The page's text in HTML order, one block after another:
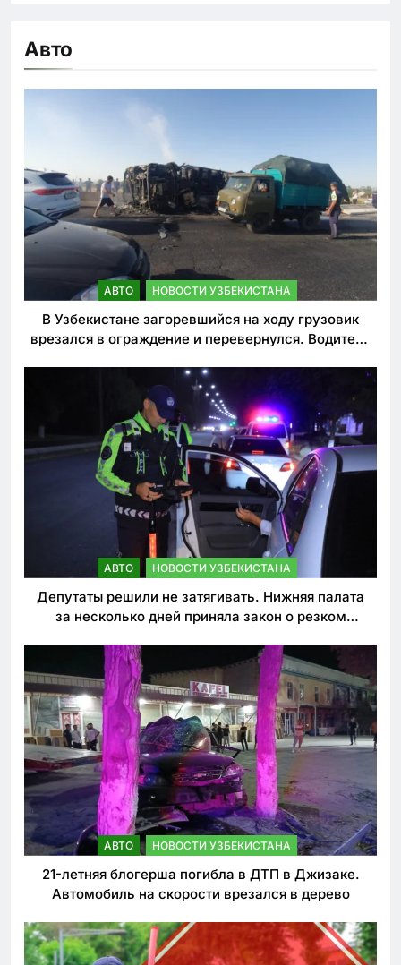
Авто
АВТО НОВОСТИ УЗБЕКИСТАНА
В Узбекистане загоревшийся на ходу грузовик
врезался в ограждение и перевернулся. Водитель
АВТО НОВОСТИ УЗБЕКИСТАНА
Депутаты решили не затягивать. Нижняя палата
за несколько дней приняла закон о резком
АВТО НОВОСТИ УЗБЕКИСТАНА
21-летняя блогерша погибла в ДТП в Джизаке.
Автомобиль на скорости врезался в дерево